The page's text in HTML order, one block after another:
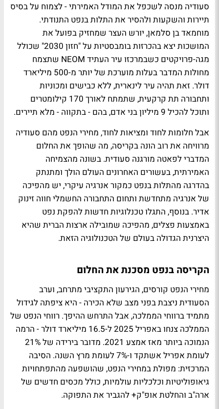
סעודיה מנסה לשכפל את המודל האמירתי - לצמוח על בסיס
תיירות והשקעות ולהסיר את התלות בנפט התנודתי.
מוחמאד בן סלמאן, יורש העצר שמחזיק בפועל את
המושכות יצא בהכרזות בומבסטיות על "חזון 2030" שכולל
מגה-פרויקטים כשבמרכזו עיר העתיד NEOM שתצמח
מחולות המדבר בעלות מוערכת של יותר מ-500 מיליארד
דולר. זאת תהיה עיר לינארית, ללא כבישים ומכוניות
ותחבורה תת קרקעית, שתמתח לאורך 170 קילומטרים
ותוכל להכיל 9 מיליון בני אדם, בהם - בתקווה - מלא תיירים.
אבל חלומות לחוד ומציאות לחוד, מחירי הנפט מהם סעודיה
מרוויחה את רוב הונה בקריסה, מה שהופך את החלום
המדברי לפאטה מורגנה סעודית. בשונה מהצמיחה
האמירתית, בעשורים האחרונים העולם הולך ומתנתק
בהדרגה מהתלות בנפט כמקור אנרגיה עיקרי, יש מהפיכה
של אנרגיה מתחדשת ותחום התחבורה החשמלי חווה זינוק
אדיר. בנוסף, התגלו טכנלוגיות חדשות להפקת נפט
באמצעות פצלים, מהפיכה שמובילה ארצות הברית שהיא
היצרנית הגדולה בעולם של הטכנולוגיה הזאת.
הקריסה בנפט מסכנת את החלום
מחירי הנפט קורסים, הגירעון התקציבי מתרחב, וערב
הסעודית ניצבת בפני מצב שלא הכירה - היא ציפתה לגידול
מתמיד ברווחי הממלכה, אבל התרחש ההיפך. רווחי הנפט של
הממלכה צנחו באפריל 2025 ל-16.5 מיליארד דולר - הרמה
הנמוכה ביותר מאז אמצע 2021. מדובר בירידה של 21%
לעומת אפריל אשתקד ו-7% לעומת מרץ השנה. הסיבה
המרכזית: מפולת במחירי הנפט, שהושפעה מהתפתחויות
גיאופוליטיות וכלכליות עולמיות, כולל מכסים חדשים של
ארה"ב והחלטת אופ"ק+ להגביר את התפוקה.